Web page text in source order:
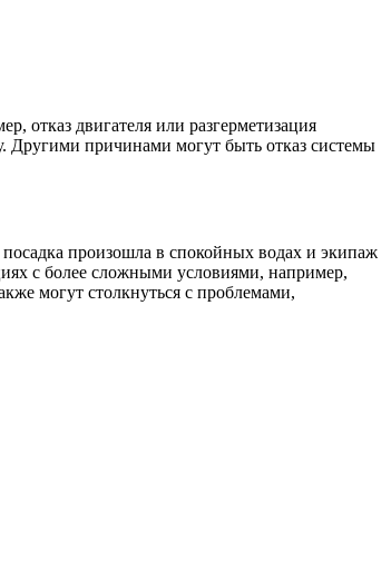
отказ двигателя или разгерметизация
Другими причинами могут быть отказ системы
произошла в спокойных водах и экипаж
с более сложными условиями, например,
могут столкнуться с проблемами,